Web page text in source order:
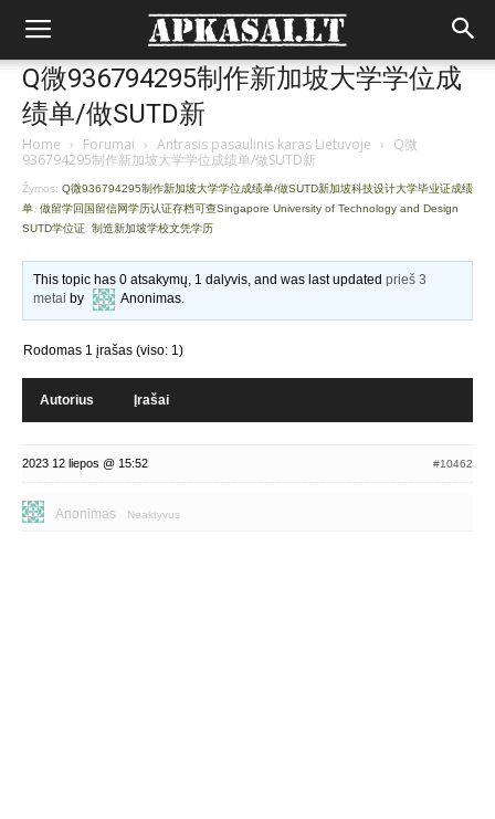
Q微936794295制作新加坡大学学位成
绩单/做SUTD新
Home › Forumai › Antrasis pasaulinis karas Lietuvoje › Q微
936794295制作新加坡大学学位成绩单/做SUTD新
Žymos: Q微936794295制作新加坡大学学位成绩单/做SUTD新加坡科技设计大学毕业证成绩
单 做留学回国留信网学历认证存档可查Singapore University of Technology and Design
SUTD学位证 制造新加坡学校文凭学历
This topic has 0 atsakymų, 1 dalyvis, and was last updatedprieš 3
metai by Anonimas.
Rodomas 1 įrašas (viso: 1)
Autorius Įrašai
2023 12 liepos @ 15:52 #10462
Anonimas Neaktyvus